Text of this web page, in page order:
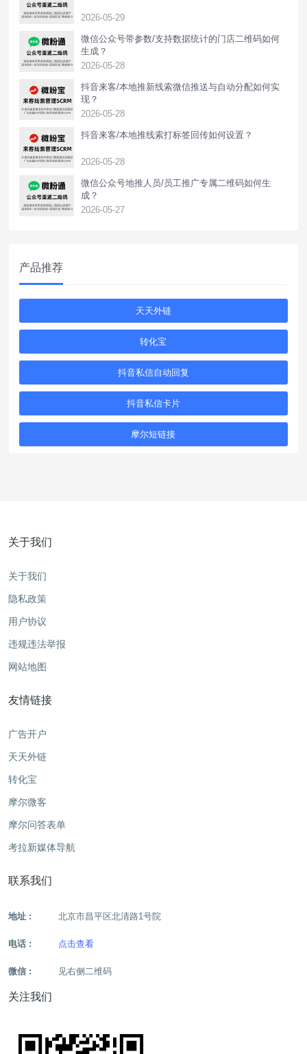
2026-05-29
微信公众号带参数/支持数据统计的门店二维码如何
生成？
2026-05-28
抖音来客/本地推新线索微信推送与自动分配如何实
现？
2026-05-28
抖音来客/本地推线索打标签回传如何设置？
2026-05-28
‌微信公众号地推人员/员工推广专属二维码如何生
成？
2026-05-27
产品推荐
天天外链
转化宝
抖音私信自动回复
抖音私信卡片
摩尔短链接
关于我们
关于我们
隐私政策
用户协议
违规违法举报
网站地图
友情链接
广告开户
天天外链
转化宝
摩尔微客
摩尔问答表单
考拉新媒体导航
联系我们
地址 : 北京市昌平区北清路1号院
电话 : 点击查看
微信 : 见右侧二维码
关注我们